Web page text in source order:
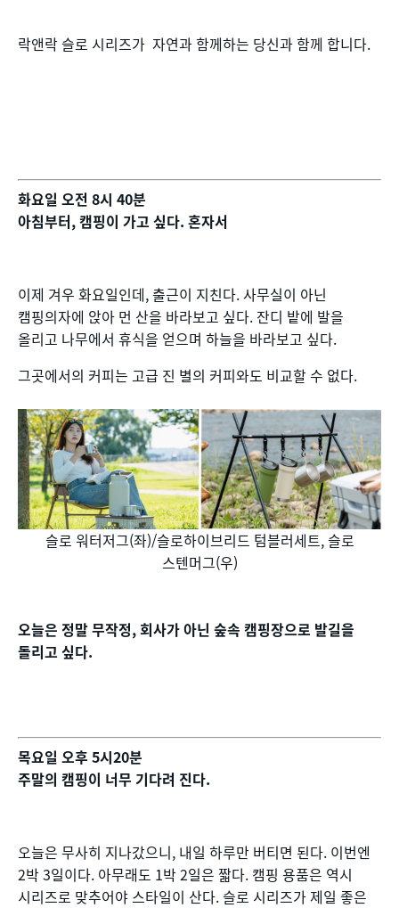
락앤락 슬로 시리즈가 자연과 함께하는 당신과 함께 합니다.
화요일 오전 8시 40분
아침부터, 캠핑이 가고 싶다. 혼자서
이제 겨우 화요일인데, 출근이 지친다. 사무실이 아닌
캠핑의자에 앉아 먼 산을 바라보고 싶다. 잔디 밭에 발을
올리고 나무에서 휴식을 얻으며 하늘을 바라보고 싶다.
그곳에서의 커피는 고급 진 별의 커피와도 비교할 수 없다.
슬로 워터저그(좌)/슬로하이브리드 텀블러세트, 슬로
스텐머그(우)
오늘은 정말 무작정, 회사가 아닌 숲속 캠핑장으로 발길을
돌리고 싶다.
목요일 오후 5시20분
주말의 캠핑이 너무 기다려 진다.
오늘은 무사히 지나갔으니, 내일 하루만 버티면 된다. 이번엔
2박 3일이다. 아무래도 1박 2일은 짧다. 캠핑 용품은 역시
시리즈로 맞추어야 스타일이 산다. 슬로 시리즈가 제일 좋은